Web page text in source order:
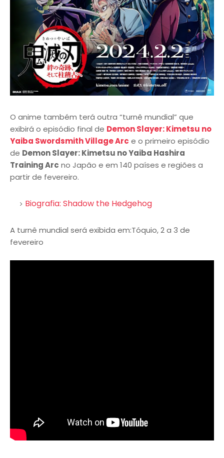
O anime também terá outra “turnê mundial” que
exibirá o episódio final de Demon Slayer: Kimetsu no
Yaiba Swordsmith Village Arc e o primeiro episódio
de Demon Slayer: Kimetsu no Yaiba Hashira
Training Arc no Japão e em 140 países e regiões a
partir de fevereiro.
Biografia: Shadow the Hedgehog
A turnê mundial será exibida em:Tóquio, 2 a 3 de
fevereiro